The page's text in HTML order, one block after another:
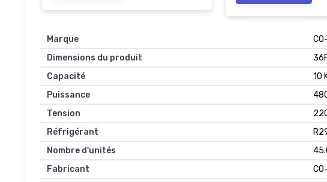
Marque
Dimensions du produit
Capacité
10
Puissance
Tension
Réfrigérant
Nombre d'unités
Fabricant